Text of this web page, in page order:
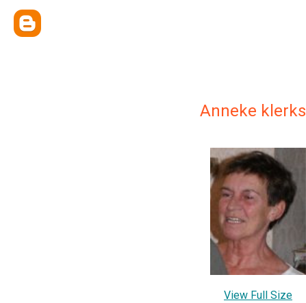
Anneke klerks
View Full Size